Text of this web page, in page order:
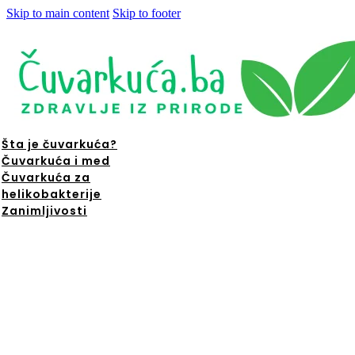
Skip to main content Skip to footer
Šta je čuvarkuća?
Čuvarkuća i med
Čuvarkuća za
helikobakterije
Zanimljivosti